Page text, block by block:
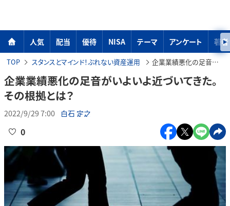
人気 配当 優待 NISA テーマ アンケート 著者
TOP スタンスとマインド！ぶれない資産運用 企業業績悪化の足音がいよいよ近づいてきた。その根拠とは？
企業業績悪化の足音がいよいよ近づいてきた。
その根拠とは？
2022/9/29 7:00 白石 定之
0